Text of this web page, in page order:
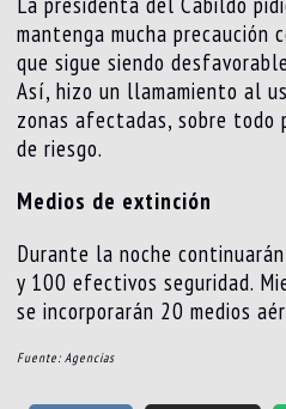
mantenga mucha precaución
que sigue siendo
Así, hizo un llamamiento al
zonas afectadas, sobre todo
de riesgo.
Medios de extinción
Durante la noche
y 100 efectivos seguridad.
se incorporarán 20 medios
Fuente: Agencias